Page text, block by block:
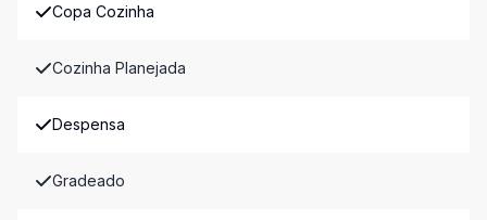
Copa Cozinha
Cozinha Planejada
Despensa
Gradeado